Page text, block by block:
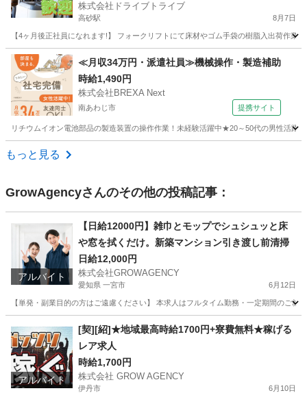
Y
株式会社ドライブトライブ
高砂駅 8月7日
【4ヶ月後正社員になれます!】 フォークリフトにて床材やゴム手袋の樹脂入出荷作
兵庫 高砂市 高砂駅 工場 フォークリフト
≪月収34万円・派遣社員≫機械操作・製造補助
時給1,490円
株式会社BREXA Next
南あわじ市 提携サイト
リチウムイオン電池部品の製造装置の操作作業！未経験活躍中★20～50代の男性活
兵庫 南あわじ市
もっと見る
GrowAgencyさんのその他の投稿記事：
アルバイト
【日給12000円】雑巾とモップでシュシュッと床
や窓を拭くだけ。新築マンション引き渡し前清掃
日給12,000円
株式会社GROWAGENCY
愛知県 一宮市 6月12日
【単発・副業目的の方はご遠慮ください】 本求人はフルタイム勤務・一定期間のご
清掃 短期間
アルバイト
[契][紹]★地域最高時給1700円+寮費無料★稼げる
レア求人
時給1,700円
株式会社 GROW AGENCY
伊丹市 6月10日